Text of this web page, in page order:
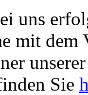
uns
mit dem
Sie